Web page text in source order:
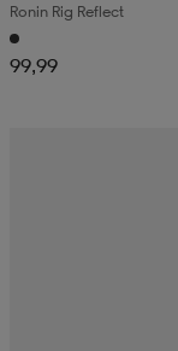
Ronin Rig Reflect
99,99